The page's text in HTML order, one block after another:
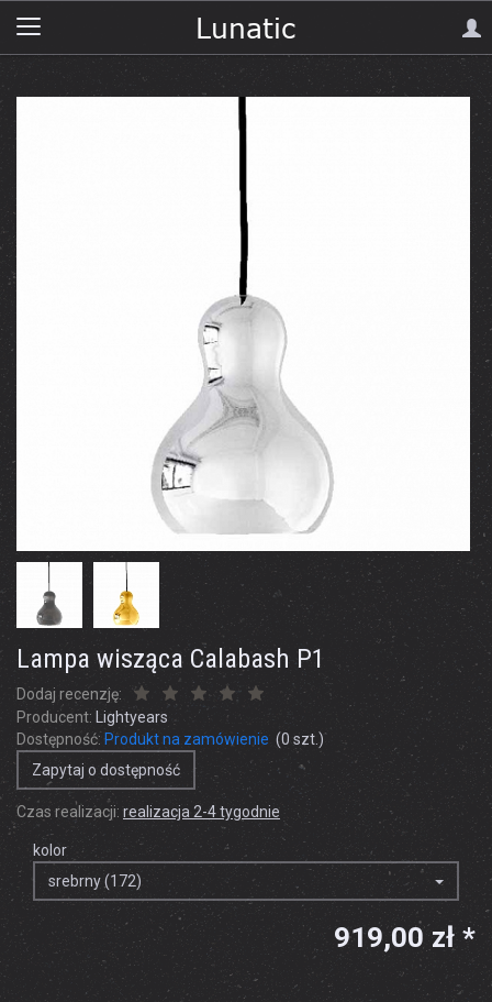
Lampa wisząca Calabash P1
Dodaj recenzję:
Producent:
Lightyears
Dostępność: Produkt na zamówienie (0 szt.)
Zapytaj o dostępność
Czas realizacji: realizacja 2-4 tygodnie
kolor
srebrny (172)
919,00 zł *